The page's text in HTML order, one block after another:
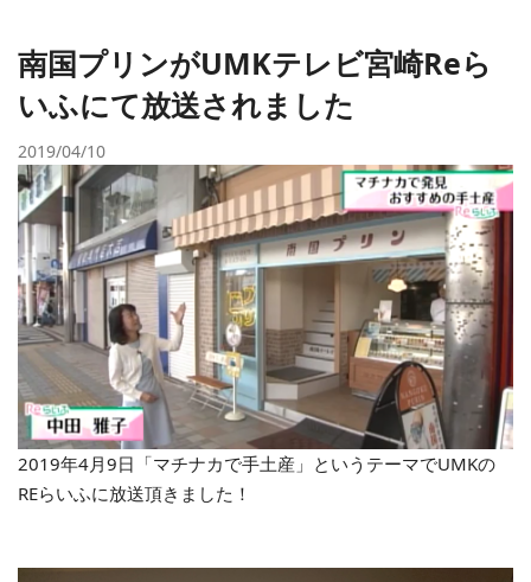
南国プリンがUMKテレビ宮崎Reら
いふにて放送されました
2019/04/10
2019年4月9日「マチナカで手土産」というテーマでUMKの
REらいふに放送頂きました！